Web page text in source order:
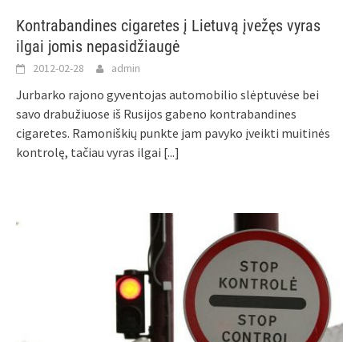
Kontrabandines cigaretes į Lietuvą įvežęs vyras
ilgai jomis nepasidžiaugė
2012-02-28 admin
Jurbarko rajono gyventojas automobilio slėptuvėse bei
savo drabužiuose iš Rusijos gabeno kontrabandines
cigaretes. Ramoniškių punkte jam pavyko įveikti muitinės
kontrolę, tačiau vyras ilgai [...]